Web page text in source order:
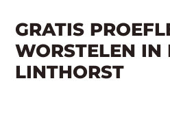
GRATIS
WORSTELEN IN
LINTHORST